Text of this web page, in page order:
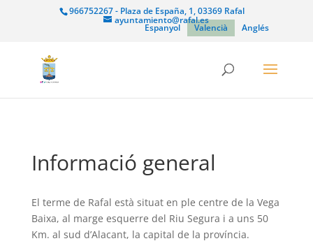
966752267 - Plaza de España, 1, 03369 Rafal
ayuntamiento@rafal.es
Espanyol Valencià Anglés
Informació general
El terme de Rafal està situat en ple centre de la Vega
Baixa, al marge esquerre del Riu Segura i a uns 50
Km. al sud d’Alacant, la capital de la província.